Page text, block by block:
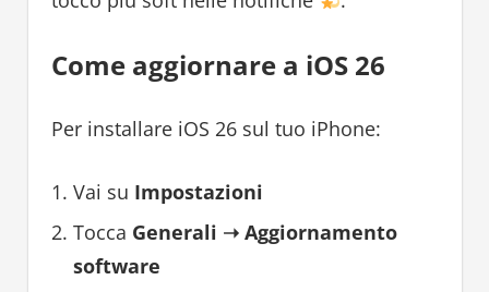
Come aggiornare a iOS 26
Per installare iOS 26 sul tuo iPhone:
Vai su Impostazioni
Tocca Generali ➝ Aggiornamento
software